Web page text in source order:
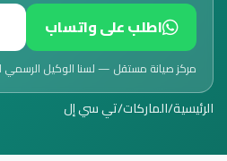
اطلب على واتساب
مركز صيانة مستقل — لسنا الوكيل الرسمي
الرئيسية/الماركات/تي سي إل